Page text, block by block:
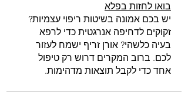
בואו לחזות בפלא
יש בכם אמונה בשיטות ריפוי עצמיות?
זקוקים לדחיפה אנרגטית כדי לרפא
בעיה כלשהי? אורן זריף ישמח לעזור
לכם. ברוב המקרים דרוש רק טיפול
אחד כדי לקבל תוצאות מדהימות.